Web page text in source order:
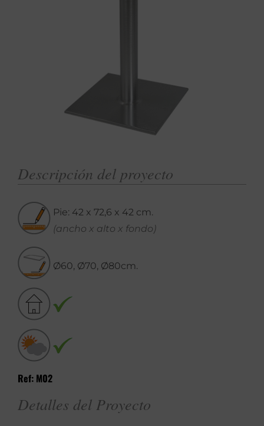
Descripción del proyecto
Pie: 42 x 72,6 x 42 cm.
(ancho x alto x fondo)
Ø60, Ø70, Ø80cm.
Ref: M02
Detalles del Proyecto